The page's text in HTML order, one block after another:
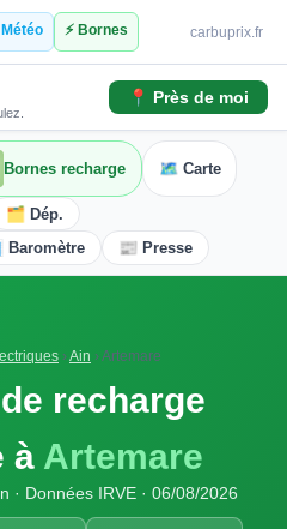
⚡ Bornes carbuprix.fr
📍 Près de moi
Bornes recharge 🗺️ Carte
🗂️ Dép.
Baromètre 📰 Presse
›Ain ›Artemare
recharge
à Artemare
· Données IRVE · 06/08/2026